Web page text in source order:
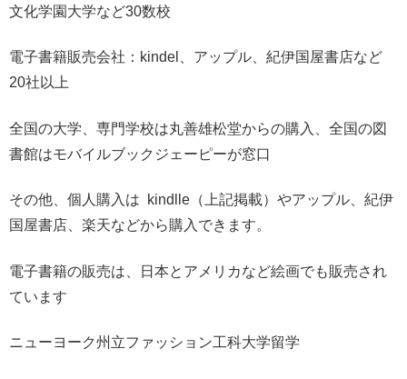
文化学園大学など30数校
電子書籍販売会社：kindel、アップル、紀伊国屋書店など
20社以上
全国の大学、専門学校は丸善雄松堂からの購入、全国の図
書館はモバイルブックジェーピーが窓口
その他、個人購入は kindlle（上記掲載）やアップル、紀伊
国屋書店、楽天などから購入できます。
電子書籍の販売は、日本とアメリカなど絵画でも販売され
ています
ニューヨーク州立ファッション工科大学留学